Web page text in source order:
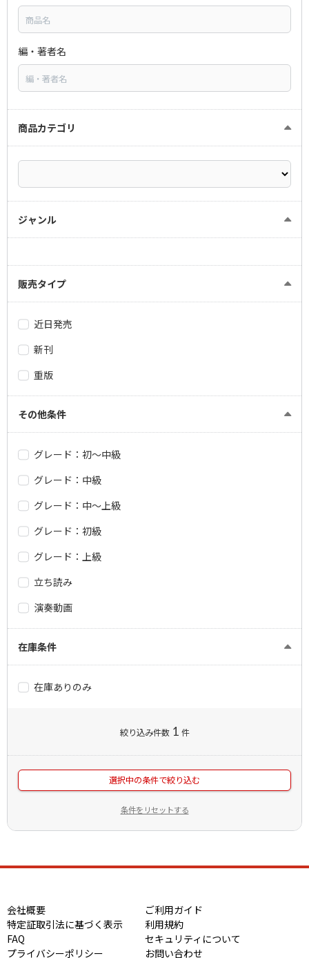
編・著者名
商品カテゴリ
ジャンル
販売タイプ
近日発売
新刊
重版
その他条件
グレード：初～中級
グレード：中級
グレード：中～上級
グレード：初級
グレード：上級
立ち読み
演奏動画
在庫条件
在庫ありのみ
絞り込み件数 1 件
選択中の条件で絞り込む
条件をリセットする
会社概要
ご利用ガイド
特定証取引法に基づく表示
利用規約
FAQ
セキュリティについて
プライバシーポリシー
お問い合わせ